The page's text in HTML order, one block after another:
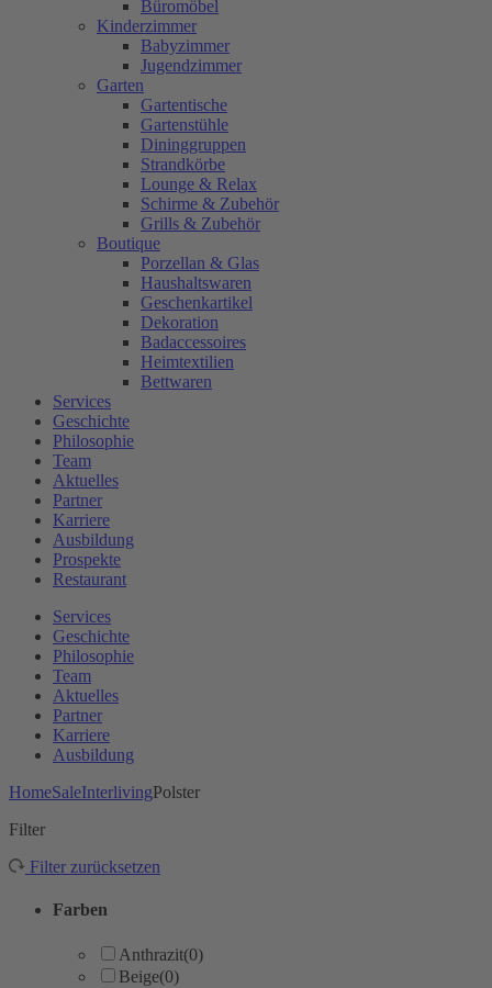
Büromöbel
Kinderzimmer
Babyzimmer
Jugendzimmer
Garten
Gartentische
Gartenstühle
Dininggruppen
Strandkörbe
Lounge & Relax
Schirme & Zubehör
Grills & Zubehör
Boutique
Porzellan & Glas
Haushaltswaren
Geschenkartikel
Dekoration
Badaccessoires
Heimtextilien
Bettwaren
Services
Geschichte
Philosophie
Team
Aktuelles
Partner
Karriere
Ausbildung
Prospekte
Restaurant
Services
Geschichte
Philosophie
Team
Aktuelles
Partner
Karriere
Ausbildung
HomeSaleInterlivingPolster
Filter
Filter zurücksetzen
Farben
Anthrazit(0)
Beige(0)